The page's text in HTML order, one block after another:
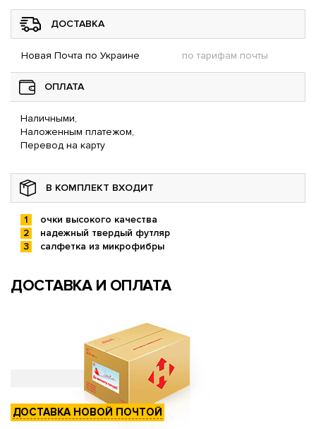
ДОСТАВКА
Новая Почта по Украине по тарифам почты
ОПЛАТА
Наличными,
Наложенным платежом,
Перевод на карту
В КОМПЛЕКТ ВХОДИТ
очки высокого качества
надежный твердый футляр
салфетка из микрофибры
ДОСТАВКА И ОПЛАТА
ДОСТАВКА НОВОЙ ПОЧТОЙ